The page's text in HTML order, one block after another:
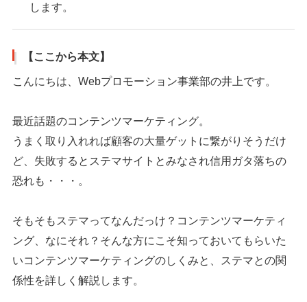
します。
【ここから本文】
こんにちは、Webプロモーション事業部の井上です。
最近話題のコンテンツマーケティング。
うまく取り入れれば顧客の大量ゲットに繋がりそうだけ
ど、失敗するとステマサイトとみなされ信用ガタ落ちの
恐れも・・・。
そもそもステマってなんだっけ？コンテンツマーケティ
ング、なにそれ？そんな方にこそ知っておいてもらいた
いコンテンツマーケティングのしくみと、ステマとの関
係性を詳しく解説します。